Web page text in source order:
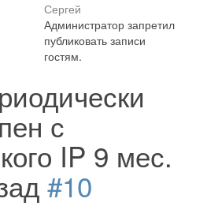
Сергей
Администратор запретил
публиковать записи
гостям.
с
IP 9 мес.
#10